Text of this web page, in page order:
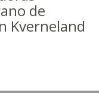
de
Kverneland